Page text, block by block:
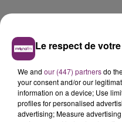
Le respect de
We and our (447) partnersdo
your consent and/or our
information on a device; Use
profiles for personalised
advertising; Measure